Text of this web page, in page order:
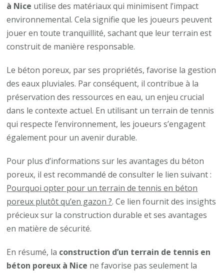
à Nice utilise des matériaux qui minimisent l’impact
environnemental. Cela signifie que les joueurs peuvent
jouer en toute tranquillité, sachant que leur terrain est
construit de manière responsable.
Le béton poreux, par ses propriétés, favorise la gestion
des eaux pluviales. Par conséquent, il contribue à la
préservation des ressources en eau, un enjeu crucial
dans le contexte actuel. En utilisant un terrain de tennis
qui respecte l’environnement, les joueurs s’engagent
également pour un avenir durable.
Pour plus d’informations sur les avantages du béton
poreux, il est recommandé de consulter le lien suivant :
Pourquoi opter pour un terrain de tennis en béton
poreux plutôt qu’en gazon ?. Ce lien fournit des insights
précieux sur la construction durable et ses avantages
en matière de sécurité.
En résumé, la construction d’un terrain de tennis en
béton poreux à Nice ne favorise pas seulement la